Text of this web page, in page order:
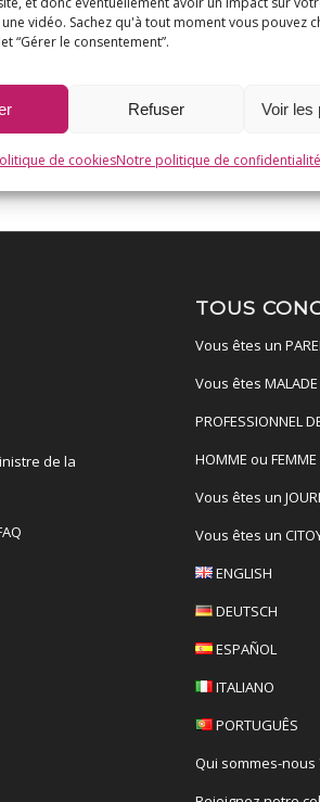
vidéo. Sachez qu'à tout moment vous pouvez
“Gérer le consentement”.
Refuser Voir les
de cookiesNotre politique de confidentialité
de la
TOUS
Vous êtes un
Vous êtes MALADE
PROFESSIONNEL
HOMME ou FEMME
Vous êtes un
Vous êtes un
ENGLISH
DEUTSCH
ESPAÑOL
ITALIANO
PORTUGUÊS
Qui sommes-nous